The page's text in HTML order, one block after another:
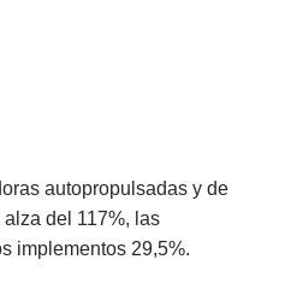
autopropulsadas y de
del 117%, las
implementos 29,5%.